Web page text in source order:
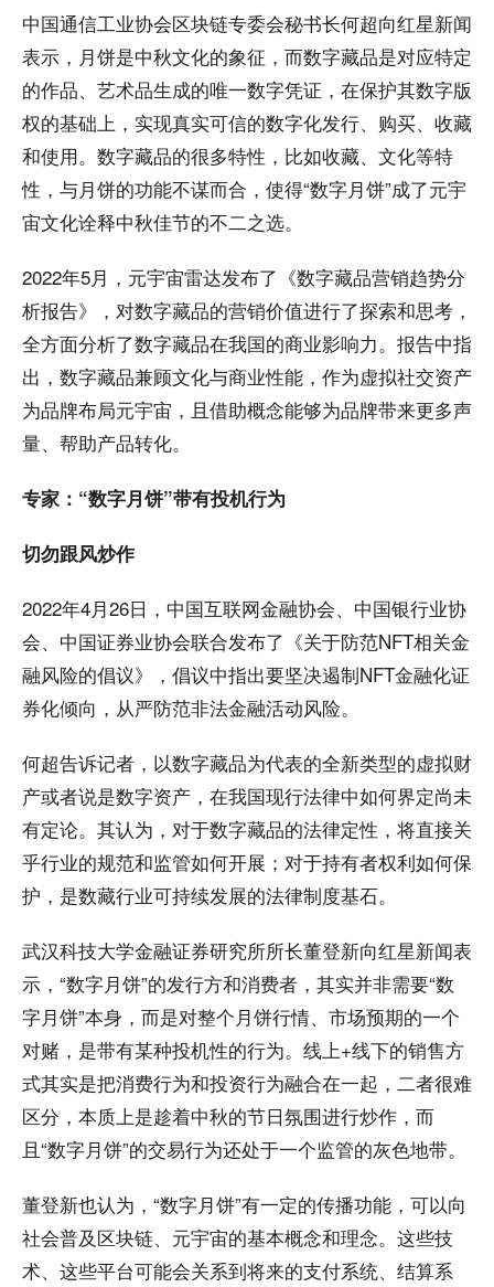
中国通信工业协会区块链专委会秘书长何超向红星新闻
表示，月饼是中秋文化的象征，而数字藏品是对应特定
的作品、艺术品生成的唯一数字凭证，在保护其数字版
权的基础上，实现真实可信的数字化发行、购买、收藏
和使用。数字藏品的很多特性，比如收藏、文化等特
性，与月饼的功能不谋而合，使得“数字月饼”成了元宇
宙文化诠释中秋佳节的不二之选。
2022年5月，元宇宙雷达发布了《数字藏品营销趋势分
析报告》，对数字藏品的营销价值进行了探索和思考，
全方面分析了数字藏品在我国的商业影响力。报告中指
出，数字藏品兼顾文化与商业性能，作为虚拟社交资产
为品牌布局元宇宙，且借助概念能够为品牌带来更多声
量、帮助产品转化。
专家：“数字月饼”带有投机行为
切勿跟风炒作
2022年4月26日，中国互联网金融协会、中国银行业协
会、中国证券业协会联合发布了《关于防范NFT相关金
融风险的倡议》，倡议中指出要坚决遏制NFT金融化证
券化倾向，从严防范非法金融活动风险。
何超告诉记者，以数字藏品为代表的全新类型的虚拟财
产或者说是数字资产，在我国现行法律中如何界定尚未
有定论。其认为，对于数字藏品的法律定性，将直接关
乎行业的规范和监管如何开展；对于持有者权利如何保
护，是数藏行业可持续发展的法律制度基石。
武汉科技大学金融证券研究所所长董登新向红星新闻表
示，“数字月饼”的发行方和消费者，其实并非需要“数
字月饼”本身，而是对整个月饼行情、市场预期的一个
对赌，是带有某种投机性的行为。线上+线下的销售方
式其实是把消费行为和投资行为融合在一起，二者很难
区分，本质上是趁着中秋的节日氛围进行炒作，而
且“数字月饼”的交易行为还处于一个监管的灰色地带。
董登新也认为，“数字月饼”有一定的传播功能，可以向
社会普及区块链、元宇宙的基本概念和理念。这些技
术、这些平台可能会关系到将来的支付系统、结算系